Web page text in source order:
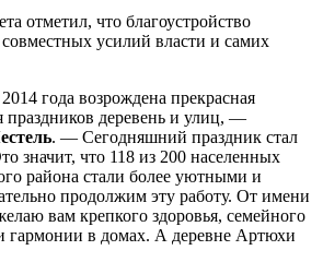
отметил, что благоустройство
усилий власти и самих
года возрождена прекрасная
праздников деревень и улиц, —
. — Сегодняшний праздник стал
значит, что 118 из 200 населенных
района стали более уютными и
продолжим эту работу. От имени
вам крепкого здоровья, семейного
гармонии в домах. А деревне Артюхи